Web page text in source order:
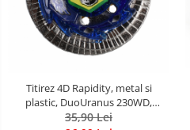
Titirez 4D Rapidity, metal si
plastic, DuoUranus 230WD,
BB121C, Flame, cu lansator si
35,90 Lei